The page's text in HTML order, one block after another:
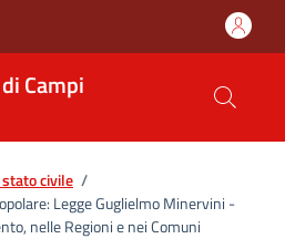
Campi
civile /
Legge Guglielmo Minervini -
nelle Regioni e nei Comuni